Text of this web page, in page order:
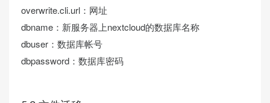
overwrite.cli.url：网址
dbname：新服务器上nextcloud的数据库名称
dbuser：数据库帐号
dbpassword：数据库密码